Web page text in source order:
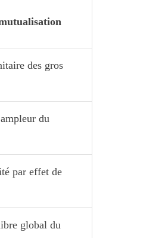
des gros
du
par effet de
global du